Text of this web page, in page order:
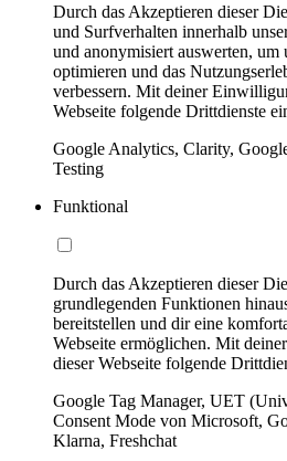
Durch das Akzeptieren dieser
und Surfverhalten innerhalb
und anonymisiert auswerten, um
optimieren und das
verbessern. Mit deiner
Webseite folgende Drittdienste
Google Analytics, Clarity,
Testing
Funktional
Durch das Akzeptieren dieser
grundlegenden Funktionen
bereitstellen und dir eine
Webseite ermöglichen. Mit
dieser Webseite folgende
Google Tag Manager, UET
Consent Mode von Microsoft,
Klarna, Freshchat